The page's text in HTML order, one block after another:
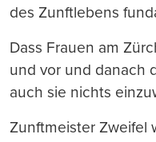
des Zunftlebens
Dass Frauen am
und vor und danach
auch sie nichts
Zunftmeister Zweifel